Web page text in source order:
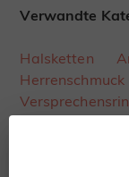
Verwandte
Halsketten
Herrenschmuck